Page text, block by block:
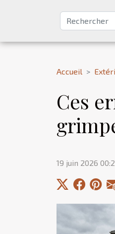
Accueil
Ces
19 juin 2026